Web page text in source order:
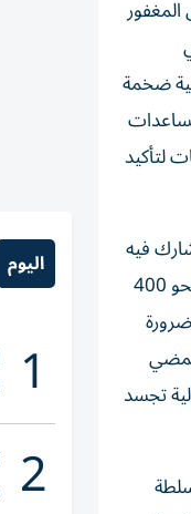
ضخمة
لتأكيد
فيه
وفد إماراتي برئاسة خليفة شاهين المرر، وزير دولة، إلى جانب وزراء خارجية فرنسا وبريطانيا وكندا، وممثلين عن الاتحاد الأوروبي، ونحو 400
تجسد
اليوم
1
2